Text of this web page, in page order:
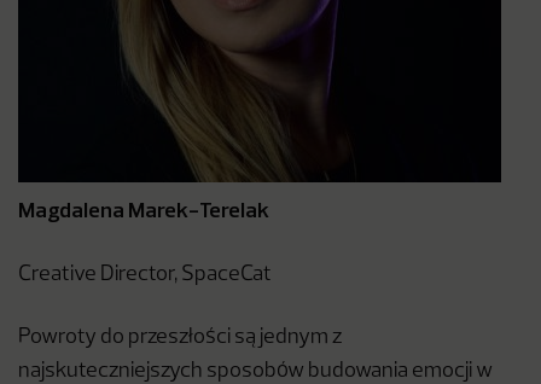
Magdalena Marek-Terelak
Creative Director, SpaceCat
Powroty do przeszłości są jednym z
najskuteczniejszych sposobów budowania emocji w